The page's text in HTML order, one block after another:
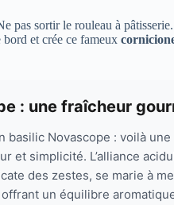
pas sortir le rouleau à
bord et crée ce fameux
: une fraîcheur
basilic Novascope : voilà
et simplicité. L’alliance
des zestes, se marie à
un équilibre